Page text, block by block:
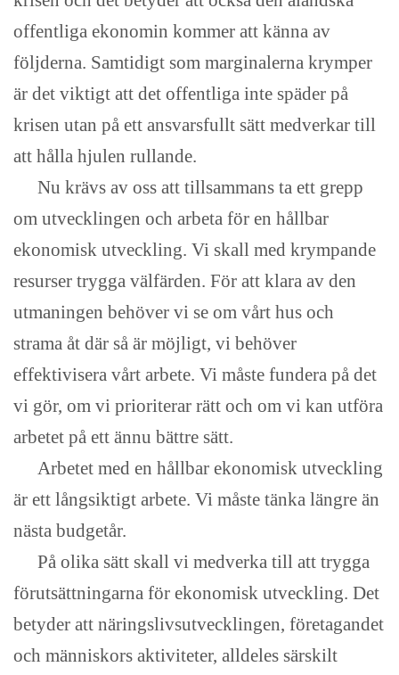
offentliga ekonomin kommer att känna av
följderna. Samtidigt som marginalerna krymper
är det viktigt att det offentliga inte späder på
krisen utan på ett ansvarsfullt sätt medverkar till
att hålla hjulen rullande.
Nu krävs av oss att tillsammans ta ett grepp
om utvecklingen och arbeta för en hållbar
ekonomisk utveckling. Vi skall med krympande
resurser trygga välfärden. För att klara av den
utmaningen behöver vi se om vårt hus och
strama åt där så är möjligt, vi behöver
effektivisera vårt arbete. Vi måste fundera på det
vi gör, om vi prioriterar rätt och om vi kan utföra
arbetet på ett ännu bättre sätt.
Arbetet med en hållbar ekonomisk utveckling
är ett långsiktigt arbete. Vi måste tänka längre än
nästa budgetår.
På olika sätt skall vi medverka till att trygga
förutsättningarna för ekonomisk utveckling. Det
betyder att näringslivsutvecklingen, företagandet
och människors aktiviteter, alldeles särskilt